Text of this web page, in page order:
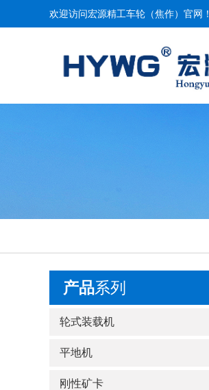
欢迎访问宏源精工车轮（焦作）官网！
产品系列
轮式装载机
平地机
刚性矿卡